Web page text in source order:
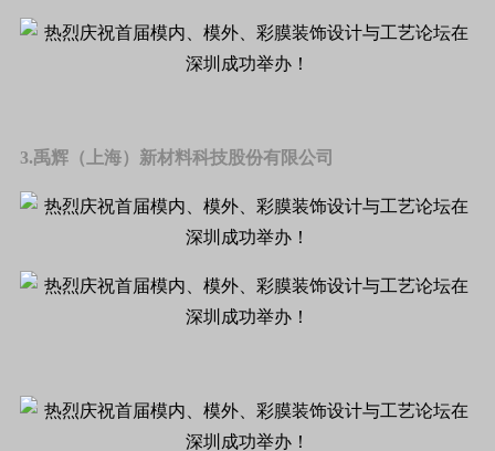
3.禹辉（上海）新材料科技股份有限公司